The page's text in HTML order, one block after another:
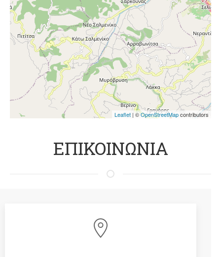
Leaflet | ©OpenStreetMapcontributors
ΕΠΙΚΟΙΝΩΝΙΑ